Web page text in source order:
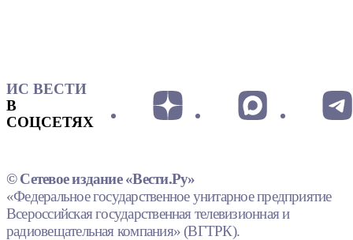
ИС ВЕСТИ
В
СОЦСЕТЯХ
© Сетевое издание «Вести.Ру»
«Федеральное государственное унитарное предприятие
Всероссийская государственная телевизионная и
радиовещательная компания» (ВГТРК).